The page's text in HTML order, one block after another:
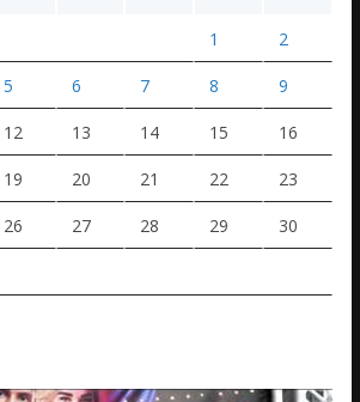
1 2
5 6 7 8 9
12 13 14 15 16
19 20 21 22 23
26 27 28 29 30